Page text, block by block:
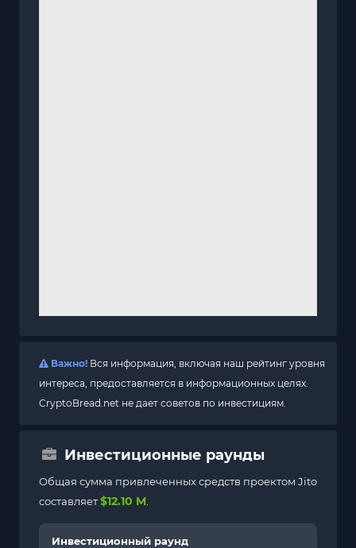
Важно! Вся информация, включая наш рейтинг уровня
интереса, предоставляется в информационных целях.
CryptoBread.net не дает советов по инвестициям.
Инвестиционные раунды
Общая сумма привлеченных средств проектом Jito
составляет$12.10 M
Инвестиционный раунд